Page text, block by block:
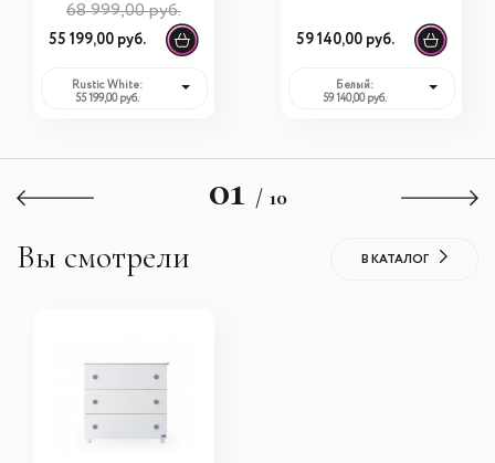
68 999,00 руб.
55 199,00 руб.
Rustic White:
55 199,00 руб.
59 140,00 руб.
Белый:
59 140,00 руб.
01 / 10
Вы смотрели В КАТАЛОГ